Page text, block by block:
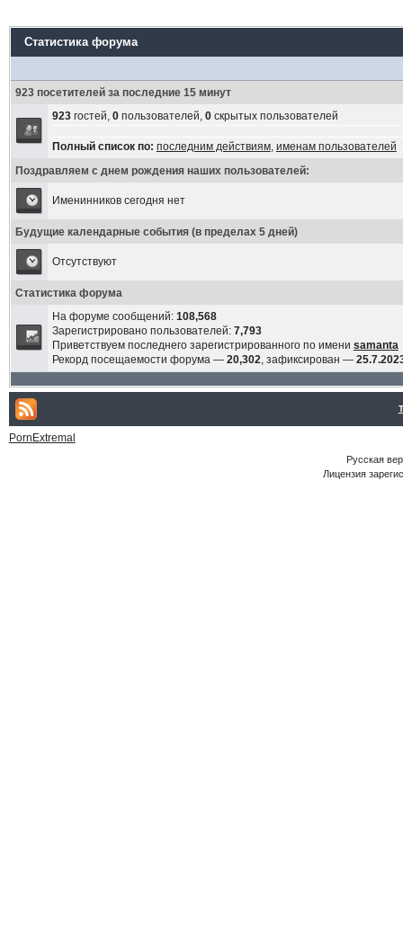
Статистика форума
923 посетителей за последние 15 минут
923гостей, 0пользователей, 0скрытых пользователей
Полный список по: последним действиям, именам пользователей
Поздравляем с днем рождения наших пользователей:
Именинников сегодня нет
Будущие календарные события (в пределах 5 дней)
Отсутствуют
Статистика форума
На форуме сообщений: 108,568
Зарегистрировано пользователей: 7,793
Приветствуем последнего зарегистрированного по имени samanta
Рекорд посещаемости форума — 20,302, зафиксирован —
PornExtremal
Русская
Лицензия